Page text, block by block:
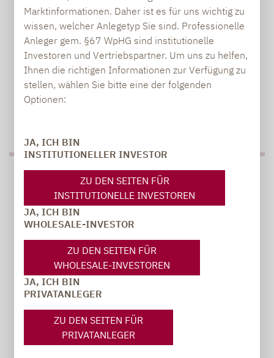
Marktinformationen. Daher ist es für uns wichtig zu
wissen, welcher Anlegetyp Sie sind. Professionelle
Anleger gem. §67 WpHG sind institutionelle
Investoren und Vertriebspartner. Um uns zu helfen,
Ihnen die richtigen Informationen zur Verfügung zu
stellen, wählen Sie bitte eine der folgenden
Optionen:
JA, ICH BIN
INSTITUTIONELLER INVESTOR
ZU DEN SEITEN FÜR
INSTITUTIONELLE INVESTOREN
JA, ICH BIN
WHOLESALE-INVESTOR
ZU DEN SEITEN FÜR
WHOLESALE-INVESTOREN
JA, ICH BIN
PRIVATANLEGER
ZU DEN SEITEN FÜR
PRIVATANLEGER
+49 69 / 36 50 58 - 7403
PR-Manager, Communications
carsten.michael@lupusalpha.de
+49 69 / 36 50 58 - 7402